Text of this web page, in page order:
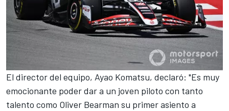
El director del equipo, Ayao Komatsu, declaró: "Es muy
emocionante poder dar a un joven piloto con tanto
talento como Oliver Bearman su primer asiento a